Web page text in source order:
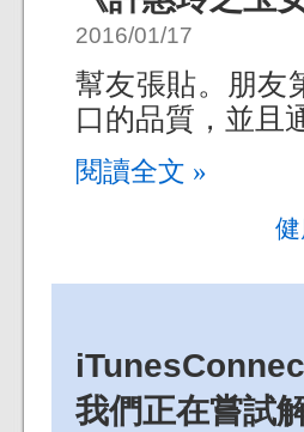
2016/01/17
幫友張貼。朋友
口的品質，並且
閱讀全文 »
我們正在嘗試